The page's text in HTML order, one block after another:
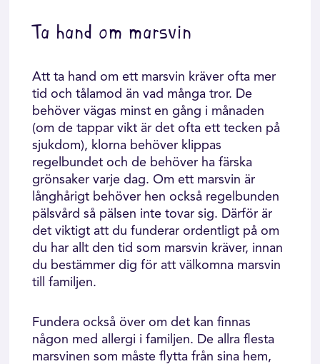
Ta hand om marsvin
Att ta hand om ett marsvin kräver ofta mer
tid och tålamod än vad många tror. De
behöver vägas minst en gång i månaden
(om de tappar vikt är det ofta ett tecken på
sjukdom), klorna behöver klippas
regelbundet och de behöver ha färska
grönsaker varje dag. Om ett marsvin är
långhårigt behöver hen också regelbunden
pälsvård så pälsen inte tovar sig. Därför är
det viktigt att du funderar ordentligt på om
du har allt den tid som marsvin kräver, innan
du bestämmer dig för att välkomna marsvin
till familjen.
Fundera också över om det kan finnas
någon med allergi i familjen. De allra flesta
marsvinen som måste flytta från sina hem,